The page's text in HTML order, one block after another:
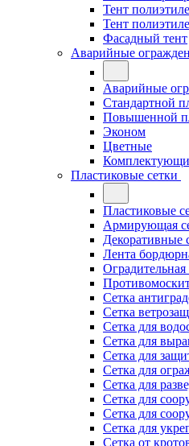
Тент
Тент
Фасадный тент
Аварийные
Аварийные
Стандартной
Повышенной
Эконом
Цветные
Пластиковые сетки
Пластиковые
Армирующая
Декоративные
Лента
Оградительная
Сетка
Сетка
Сетка для
Сетка для
Сетка для
Сетка для
Сетка для
Сетка для
Сетка для
Сетка для
Сетка от